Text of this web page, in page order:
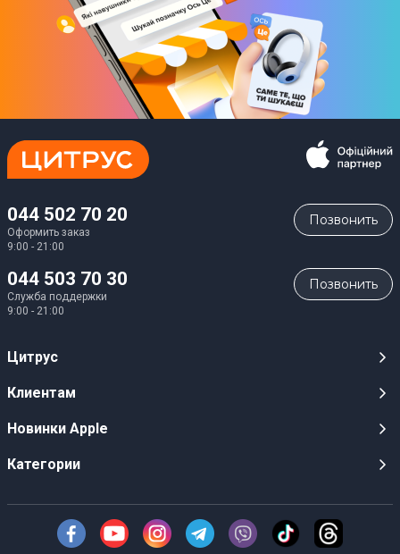
044 502 70 20
Оформить заказ
9:00 - 21:00
Позвонить
044 503 70 30
Служба поддержки
9:00 - 21:00
Позвонить
Цитрус
Карьера
Оптовым клиентам
О Компании
Клиентам
Публичные оферты
Инструкции и прошивки
Доставка
Новинки Apple
iPhone 17
iPhone Air
Категории
Техника Apple